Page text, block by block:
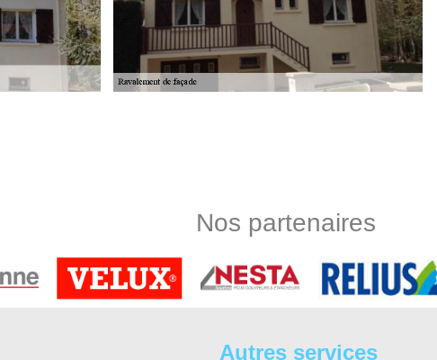
toute demande. Pour notre intervention, chaque façade est ainsi un cas
des façades de qualité qui révèle de l’esthétique et de l’étanchéité. Afin
Nos partenaires
Autres services